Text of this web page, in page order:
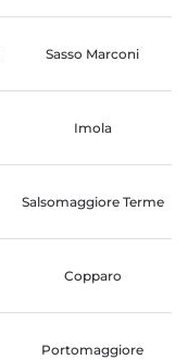
Sasso Marconi
Imola
Salsomaggiore Terme
Copparo
Portomaggiore